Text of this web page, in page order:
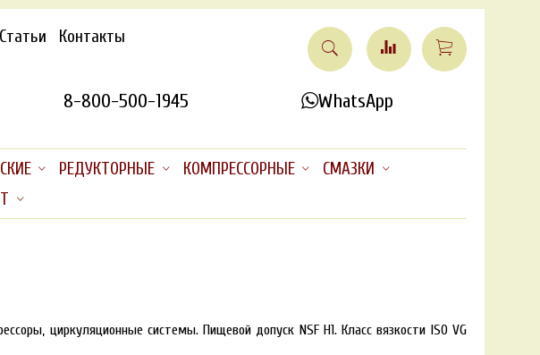
Статьи Контакты
8-800-500-1945 WhatsApp
РЕДУКТОРНЫЕ КОМПРЕССОРНЫЕ
СМАЗКИ
циркуляционные системы. Пищевой допуск NSF H1. Класс вязкости ISO VG